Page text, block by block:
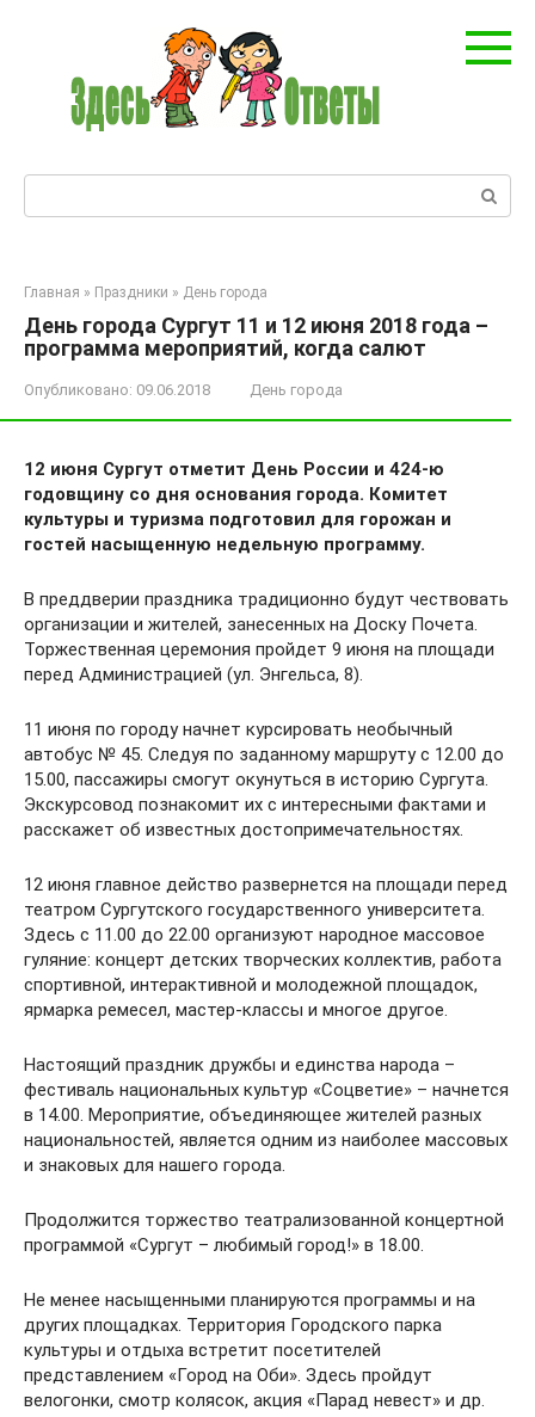
Поиск:
Главная » Праздники » День города
День города Сургут 11 и 12 июня 2018 года –
программа мероприятий, когда салют
Опубликовано: 09.06.2018 День города
12 июня Сургут отметит День России и 424-ю
годовщину со дня основания города. Комитет
культуры и туризма подготовил для горожан и
гостей насыщенную недельную программу.
В преддверии праздника традиционно будут чествовать
организации и жителей, занесенных на Доску Почета.
Торжественная церемония пройдет 9 июня на площади
перед Администрацией (ул. Энгельса, 8).
11 июня по городу начнет курсировать необычный
автобус № 45. Следуя по заданному маршруту с 12.00 до
15.00, пассажиры смогут окунуться в историю Сургута.
Экскурсовод познакомит их с интересными фактами и
расскажет об известных достопримечательностях.
12 июня главное действо развернется на площади перед
театром Сургутского государственного университета.
Здесь с 11.00 до 22.00 организуют народное массовое
гуляние: концерт детских творческих коллектив, работа
спортивной, интерактивной и молодежной площадок,
ярмарка ремесел, мастер-классы и многое другое.
Настоящий праздник дружбы и единства народа –
фестиваль национальных культур «Соцветие» – начнется
в 14.00. Мероприятие, объединяющее жителей разных
национальностей, является одним из наиболее массовых
и знаковых для нашего города.
Продолжится торжество театрализованной концертной
программой «Сургут – любимый город!» в 18.00.
Не менее насыщенными планируются программы и на
других площадках. Территория Городского парка
культуры и отдыха встретит посетителей
представлением «Город на Оби». Здесь пройдут
велогонки, смотр колясок, акция «Парад невест» и др.